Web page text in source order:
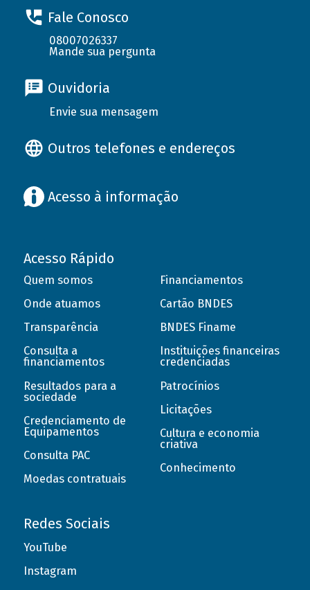
Fale Conosco
08007026337
Mande sua pergunta
Ouvidoria
Envie sua mensagem
Outros telefones e endereços
Acesso à informação
Acesso Rápido
Quem somos
Onde atuamos
Transparência
Consulta a
financiamentos
Resultados para a
sociedade
Credenciamento de
Equipamentos
Consulta PAC
Moedas contratuais
Financiamentos
Cartão BNDES
BNDES Finame
Instituições financeiras
credenciadas
Patrocínios
Licitações
Cultura e economia
criativa
Conhecimento
Redes Sociais
YouTube
Instagram